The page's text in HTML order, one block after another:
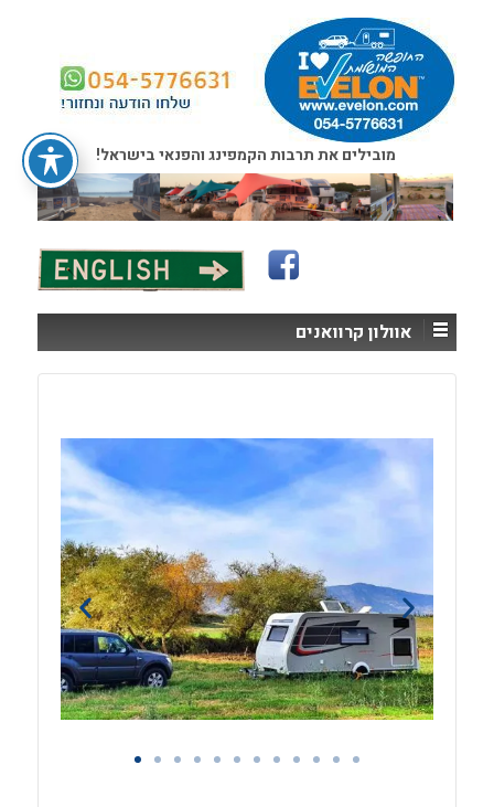
מובילים את תרבות הקמפינג והפנאי בישראל!
אוולון קרוואנים